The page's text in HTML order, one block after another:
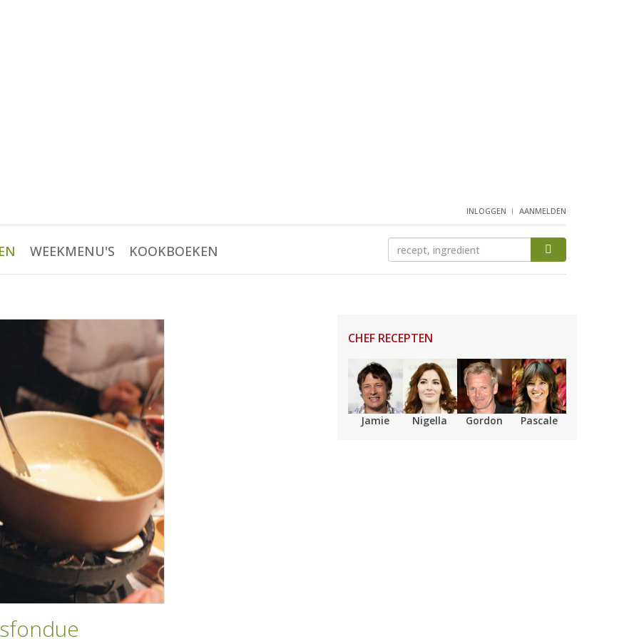
INLOGGEN AANMELDEN
WEEKMENU'S KOOKBOEKEN
CHEF RECEPTEN
Jamie Nigella Gordon Pascale